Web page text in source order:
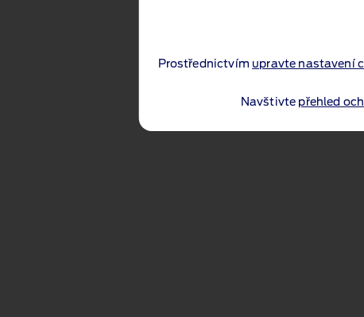
Prostřednictvím upravte nastavení
Navštivte přehled